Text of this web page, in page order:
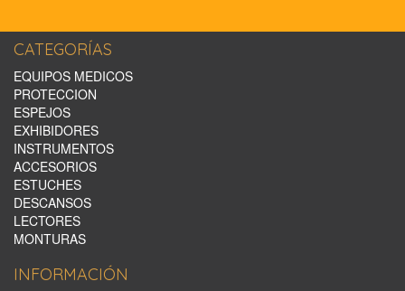
CATEGORÍAS
EQUIPOS MEDICOS
PROTECCION
ESPEJOS
EXHIBIDORES
INSTRUMENTOS
ACCESORIOS
ESTUCHES
DESCANSOS
LECTORES
MONTURAS
INFORMACIÓN